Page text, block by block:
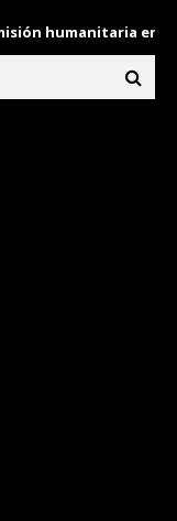
humanitaria enviada